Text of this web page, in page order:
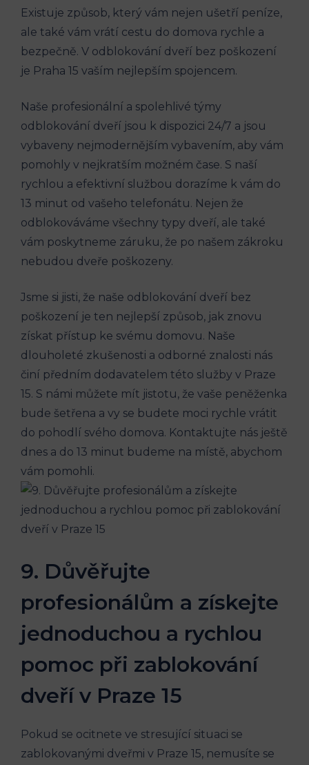
Existuje způsob, který vám nejen ušetří⁤ peníze,
ale také vám vrátí cestu do domova⁣ rychle a
bezpečně.‌ V odblokování dveří bez⁢ poškození
je Praha 15 vaším nejlepším spojencem.
Naše profesionální a ‌spolehlivé týmy⁣
odblokování dveří⁤ jsou⁢ k dispozici 24/7 a jsou
vybaveny nejmodernějším vybavením, aby vám
pomohly v nejkratším možném čase. S naší
rychlou⁣ a efektivní službou dorazíme k vám⁢ do
‍13‌ minut od vašeho telefonátu.⁤ Nejen že​
odblokováváme všechny typy ⁤dveří, ale také
vám​ poskytneme ‌záruku, že po našem ⁢zákroku⁢
nebudou‌ dveře poškozeny.
Jsme ⁢si jisti,‍ že naše odblokování dveří⁢ bez
poškození je ten nejlepší způsob, jak znovu
získat přístup ke svému domovu. Naše
dlouholeté zkušenosti a odborné ⁢znalosti nás
činí předním ⁤dodavatelem této služby v Praze
15. S námi⁢ můžete mít jistotu, že​ vaše ⁢peněženka⁤
bude šetřena a vy se budete moci rychle vrátit
‌do pohodlí svého domova. Kontaktujte nás ‌ještě
dnes a do 13 minut budeme na ⁢místě, abychom
vám⁤ pomohli.
9. Důvěřujte‍
profesionálům a získejte‍
jednoduchou a ⁣rychlou
pomoc při zablokování
dveří v Praze 15
Pokud se ocitnete‍ ve stresující‌ situaci ​se
⁤zablokovanými dveřmi ⁣v Praze 15, nemusíte ‍se